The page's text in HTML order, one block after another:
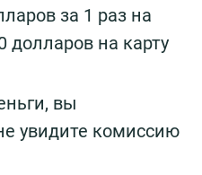
за 1 раз на
долларов на карту
вы
увидите комиссию